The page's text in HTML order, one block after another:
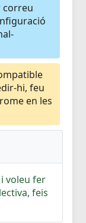
correu
hi, feu
en les
voleu fer
feis